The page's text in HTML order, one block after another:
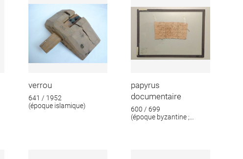
verrou
641 / 1952
(époque islamique)
papyrus
documentaire
600 / 699
(époque byzantine ;